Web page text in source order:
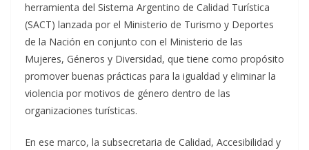
herramienta del Sistema Argentino de Calidad Turística
(SACT) lanzada por el Ministerio de Turismo y Deportes
de la Nación en conjunto con el Ministerio de las
Mujeres, Géneros y Diversidad, que tiene como propósito
promover buenas prácticas para la igualdad y eliminar la
violencia por motivos de género dentro de las
organizaciones turísticas.
En ese marco, la subsecretaria de Calidad, Accesibilidad y